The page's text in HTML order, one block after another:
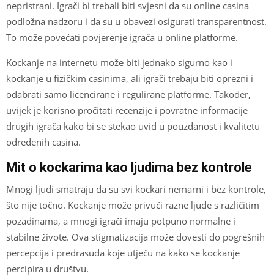
nepristrani. Igrači bi trebali biti svjesni da su online casina
podložna nadzoru i da su u obavezi osigurati transparentnost.
To može povećati povjerenje igrača u online platforme.
Kockanje na internetu može biti jednako sigurno kao i
kockanje u fizičkim casinima, ali igrači trebaju biti oprezni i
odabrati samo licencirane i regulirane platforme. Također,
uvijek je korisno pročitati recenzije i povratne informacije
drugih igrača kako bi se stekao uvid u pouzdanost i kvalitetu
određenih casina.
Mit o kockarima kao ljudima bez kontrole
Mnogi ljudi smatraju da su svi kockari nemarni i bez kontrole,
što nije točno. Kockanje može privući razne ljude s različitim
pozadinama, a mnogi igrači imaju potpuno normalne i
stabilne živote. Ova stigmatizacija može dovesti do pogrešnih
percepcija i predrasuda koje utječu na kako se kockanje
percipira u društvu.